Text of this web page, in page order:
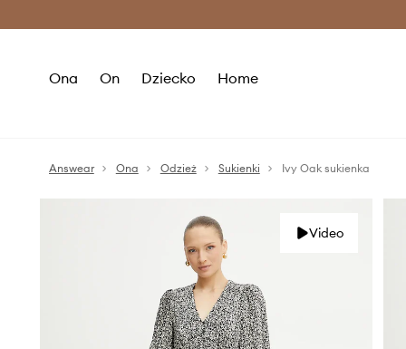
Ona On Dziecko Home
Answear Ona Odzież Sukienki Ivy Oak sukienka
Video